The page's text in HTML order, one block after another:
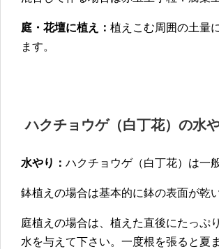
庭・花壇に植え： 植えこむ周囲の土量
ます。
ハクチョウゲ（白丁花） の水
水やり： ハクチョウゲ（白丁花）は一
鉢植えの場合は基本的に鉢の表面が乾
庭植えの場合は、植えた直後にたっぷ
水を与えて下さい。一度根を張ると夏